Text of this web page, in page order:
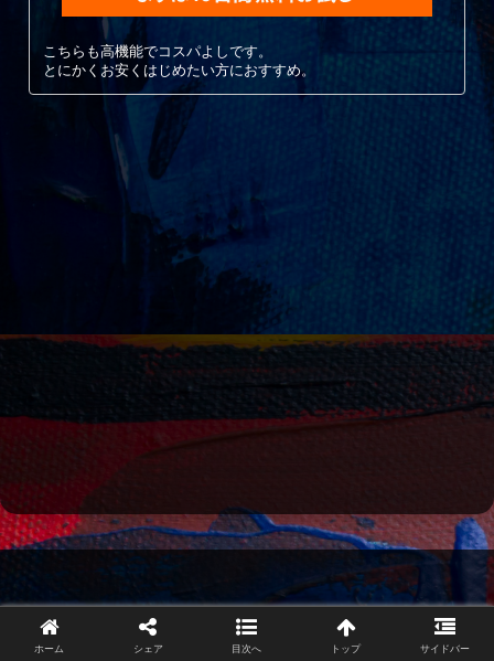
こちらも高機能でコスパよしです。
とにかくお安くはじめたい方におすすめ。
HOME
このサイトについて
利用規約
SiteMap
ホーム シェア 目次へ トップ サイドバー